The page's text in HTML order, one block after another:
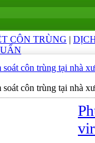
CÔN TRÙNG |
soát côn trùng tại nhà
soát côn trùng tại nhà